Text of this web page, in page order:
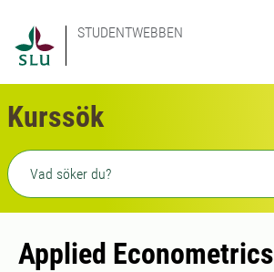
STUDENTWEBBEN
Kurssök
Fritext sökning
Applied Econometrics